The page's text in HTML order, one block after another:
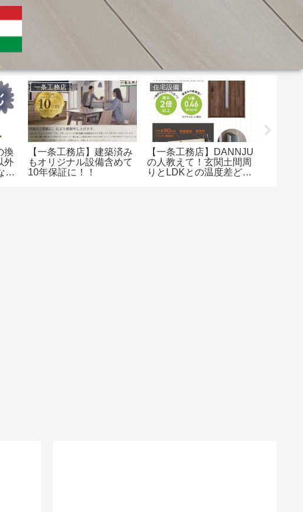
換
外
ん
一条工務店
【一条工務店】建築済み
もオリジナル設備含めて
10年保証に！！
住宅設備
【一条工務店】DANNJU
の人教えて！玄関土間周
りとLDKとの温度差どれ